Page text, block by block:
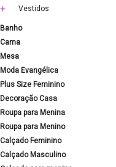
Vestidos
Banho
Cama
Mesa
Moda Evangélica
Plus Size Feminino
Decoração Casa
Roupa para Menina
Roupa para Menino
Calçado Feminino
Calçado Masculino